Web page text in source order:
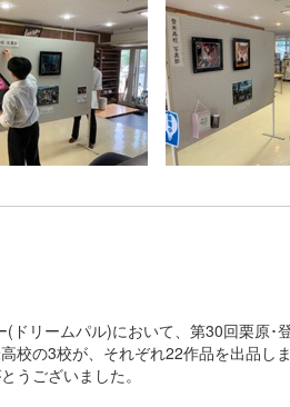
ドリームパル)において、第30回栗原･
校の3校が、それぞれ22作品を出品し
うございました。